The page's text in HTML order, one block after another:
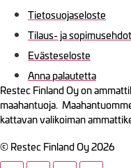
Tietosuojaseloste
Tilaus- ja sopimusehdot
Evästeseloste
Anna palautetta
Restec Finland Oy on
maahantuoja.
kattavan valikoiman
© Restec Finland Oy 2026